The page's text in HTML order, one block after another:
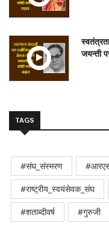
जयन्ती
TAGS
#संघ_संस्मरण
#राष्ट्रीय_स्वयंसेवक_संघ
#शताब्दीवर्ष
#गुरुजी